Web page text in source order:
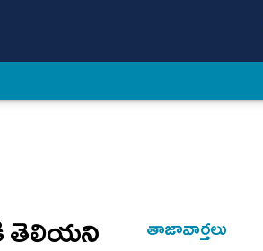
తెలియని
తాజావార్తలు